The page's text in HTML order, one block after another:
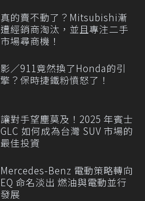
真的賣不動了？Mitsubishi漸
遭經銷商淘汰，並且專注二手
市場尋商機！
影／911竟然換了Honda的引
擎？保時捷鐵粉憤怒了！
讓對手望塵莫及！2025 年賓士
GLC 如何成為台灣 SUV 市場的
最佳投資
Mercedes-Benz 電動策略轉向
EQ 命名淡出 燃油與電動並行
發展